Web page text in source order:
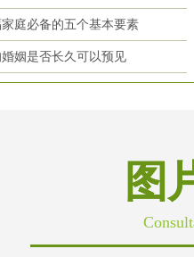
庭必备的五个基本要素
姻是否长久可以预见
图